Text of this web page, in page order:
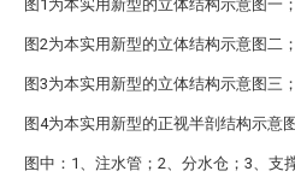
图1为本实用新型的立体结构示意图一；
图2为本实用新型的立体结构示意图二；
图3为本实用新型的立体结构示意图三；
图4为本实用新型的正视半剖结构示意
图中：1、注水管；2、分水仓；3、支